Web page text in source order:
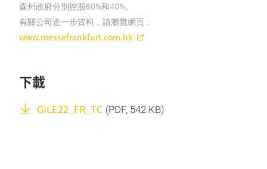
森州政府分別控股60%和40%。
有關公司進一步資料，請瀏覽網頁：
www.messefrankfurt.com.hk
下載
GILE22_FR_TC (PDF, 542 KB)